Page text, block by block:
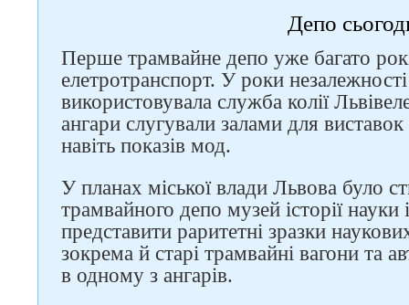
Депо
Перше трамвайне депо уже багато
елетротранспорт. У роки
використовувала служба колії
ангари слугували залами для виставок
навіть показів мод.
У планах міської влади Львова було
трамвайного депо музей історії
представити раритетні зразки
зокрема й старі трамвайні вагони та
в одному з ангарів.